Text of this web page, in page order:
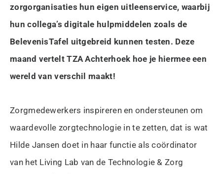
zorgorganisaties hun eigen uitleenservice, waarbij
hun collega’s digitale hulpmiddelen zoals de
BelevenisTafel uitgebreid kunnen testen. Deze
maand vertelt TZA Achterhoek hoe je hiermee een
wereld van verschil maakt!
Zorgmedewerkers inspireren en ondersteunen om
waardevolle zorgtechnologie in te zetten, dat is wat
Hilde Jansen doet in haar functie als coördinator
van het Living Lab van de Technologie & Zorg